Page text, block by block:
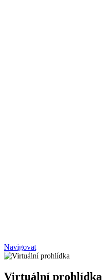
Navigovat
Virtuální prohlídka